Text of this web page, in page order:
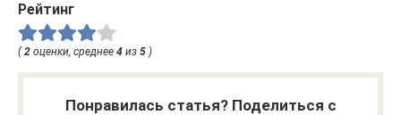
Рейтинг
(2 оценки, среднее 4 из 5 )
Понравилась статья? Поделиться с